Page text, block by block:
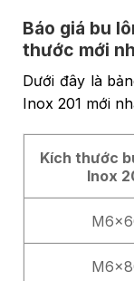
Báo giá bu
thước mới
Dưới đây là
Inox 201 mới
Kích thước
Inox